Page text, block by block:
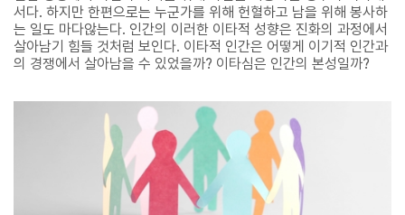
서다. 하지만 한편으로는 누군가를 위해 헌혈하고 남을 위해 봉사하
는 일도 마다않는다. 인간의 이러한 이타적 성향은 진화의 과정에서
살아남기 힘들 것처럼 보인다. 이타적 인간은 어떻게 이기적 인간과
의 경쟁에서 살아남을 수 있었을까? 이타심은 인간의 본성일까?